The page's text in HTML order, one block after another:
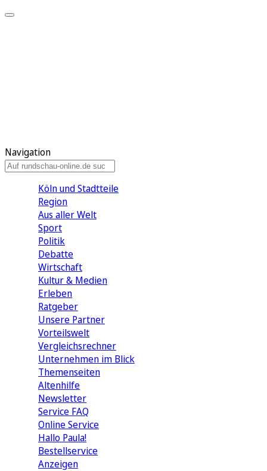
Navigation
Köln und Stadtteile
Region
Aus aller Welt
Sport
Politik
Debatte
Wirtschaft
Kultur & Medien
Erleben
Ratgeber
Unsere Partner
Vorteilswelt
Vergleichsrechner
Unternehmen im Blick
Themenseiten
Altenhilfe
Newsletter
Service FAQ
Online Service
Hallo Paula!
Bestellservice
Anzeigen